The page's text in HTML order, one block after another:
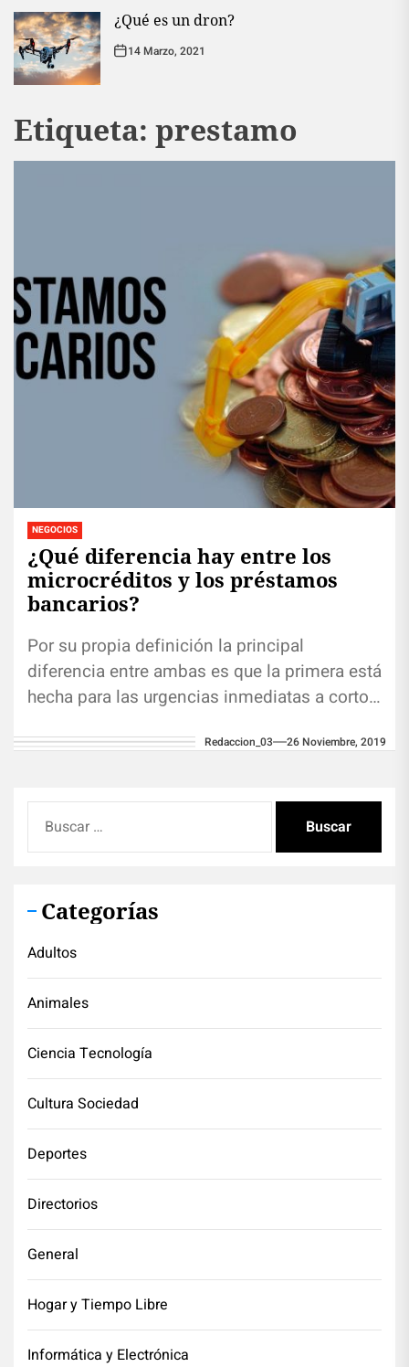
¿Qué es un dron?
14 Marzo, 2021
Etiqueta: prestamo
NEGOCIOS
¿Qué diferencia hay entre los
microcréditos y los préstamos
bancarios?
Por su propia definición la principal
diferencia entre ambas es que la primera está
hecha para las urgencias inmediatas a corto
Redaccion_03 26 Noviembre, 2019
Categorías
Adultos
Animales
Ciencia Tecnología
Cultura Sociedad
Deportes
Directorios
General
Hogar y Tiempo Libre
Informática y Electrónica